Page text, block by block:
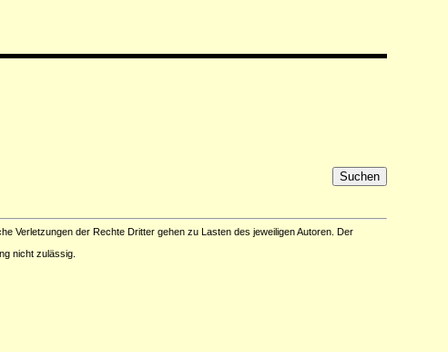
Verletzungen der Rechte Dritter gehen zu Lasten des jeweiligen Autoren. Der
nicht zulässig.